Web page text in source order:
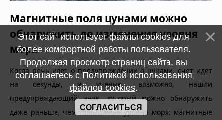
Магнитные поля цунами можно
обнаружить до изменения уровня
моря
Когда речь идет о предупреждении о цунами, счет идет
на секунды, и ученые, возможно, нашли
предупреждающий знак, который можно обнаружить
даже раньше, чем повышение уровня моря: магнитные
Этот сайт использует файлы cookies для
более комфортной работы пользователя.
Продолжая просмотр страниц сайта, вы
соглашаетесь сПолитикой использования
файлов cookies.
СОГЛАСИТЬСЯ